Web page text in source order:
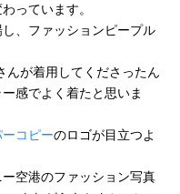
っています。
、ファッションピープル
んが着用してくださったん
感でよく着たと思いま
ーコピーのロゴが目立つよ
空港のファッション写真